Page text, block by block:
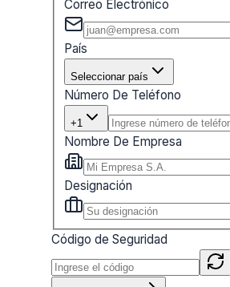
Correo Electrónico
País
Seleccionar país
Número De Teléfono
+1
Nombre De Empresa
Designación
Código de Seguridad